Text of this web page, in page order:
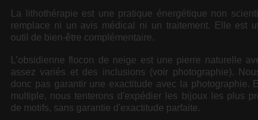
La lithothérapie est une pratique énergétique non
remplace ni un avis médical ni un traitement. Elle est
outil de bien-être complémentaire.
L’obsidienne flocon de neige est une pierre naturelle
assez variés et des inclusions (voir photographie).
donc pas garantir une exactitude avec la photographie.
multiple, nous tenterons d'expédier les bijoux les plus
de motifs, sans garantie d'exactitude parfaite.